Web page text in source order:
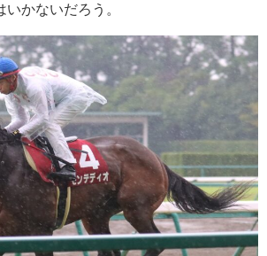
かないだろう。